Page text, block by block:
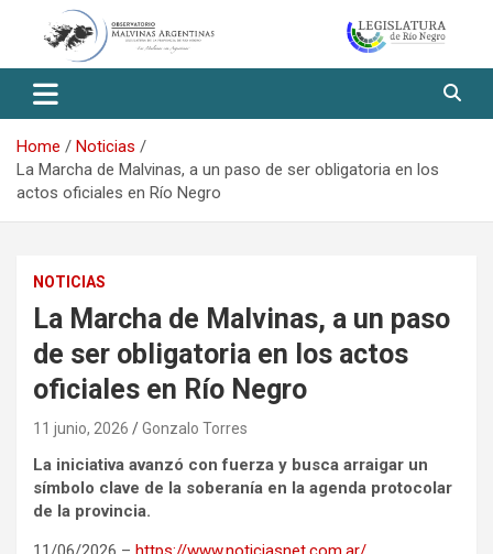
Observatorio Malvinas – Río
Negro
Home
Noticias
La Marcha de Malvinas, a un paso de ser obligatoria en los
actos oficiales en Río Negro
NOTICIAS
La Marcha de Malvinas, a un paso
de ser obligatoria en los actos
oficiales en Río Negro
11 junio, 2026 Gonzalo Torres
La iniciativa avanzó con fuerza y busca arraigar un
símbolo clave de la soberanía en la agenda protocolar
de la provincia.